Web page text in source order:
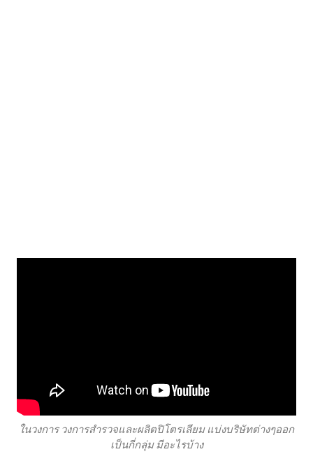
ในวงการ วงการสำรวจและผลิตปิโตรเลียม แบ่งบริษัทต่างๆออก
เป็นกี่กลุ่ม มีอะไรบ้าง